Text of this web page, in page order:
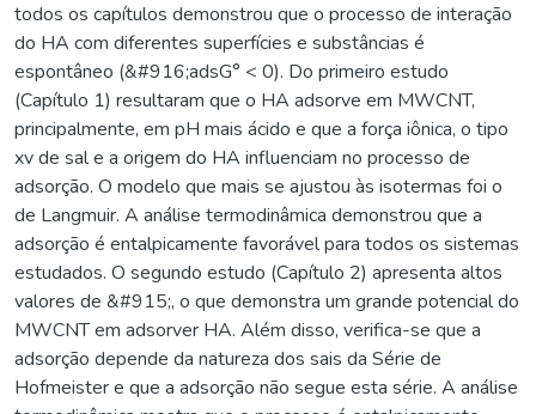
todos os capítulos demonstrou que o processo de interação
do HA com diferentes superfícies e substâncias é
espontâneo (&#916;adsG° < 0). Do primeiro estudo
(Capítulo 1) resultaram que o HA adsorve em MWCNT,
principalmente, em pH mais ácido e que a força iônica, o tipo
xv de sal e a origem do HA influenciam no processo de
adsorção. O modelo que mais se ajustou às isotermas foi o
de Langmuir. A análise termodinâmica demonstrou que a
adsorção é entalpicamente favorável para todos os sistemas
estudados. O segundo estudo (Capítulo 2) apresenta altos
valores de &#915;, o que demonstra um grande potencial do
MWCNT em adsorver HA. Além disso, verifica-se que a
adsorção depende da natureza dos sais da Série de
Hofmeister e que a adsorção não segue esta série. A análise